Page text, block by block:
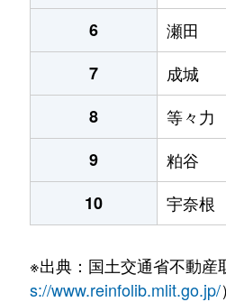
6
瀬田
7
成城
8
等々力
9
粕谷
10
宇奈根
※出典：国土交通省不動産
s://www.reinfolib.mlit.go.jp/